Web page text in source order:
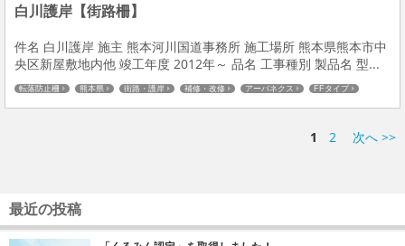
白川護岸【街路柵】
件名 白川護岸 施主 熊本河川国道事務所 施工場所 熊本県熊本市中
央区新屋敷地内他 竣工年度 2012年～ 品名 工事種別 製品名 型...
転落防止柵 熊本県 街路・護岸 補修・改修 アーバネクス FFタイプ
1 2 次へ >>
最近の投稿